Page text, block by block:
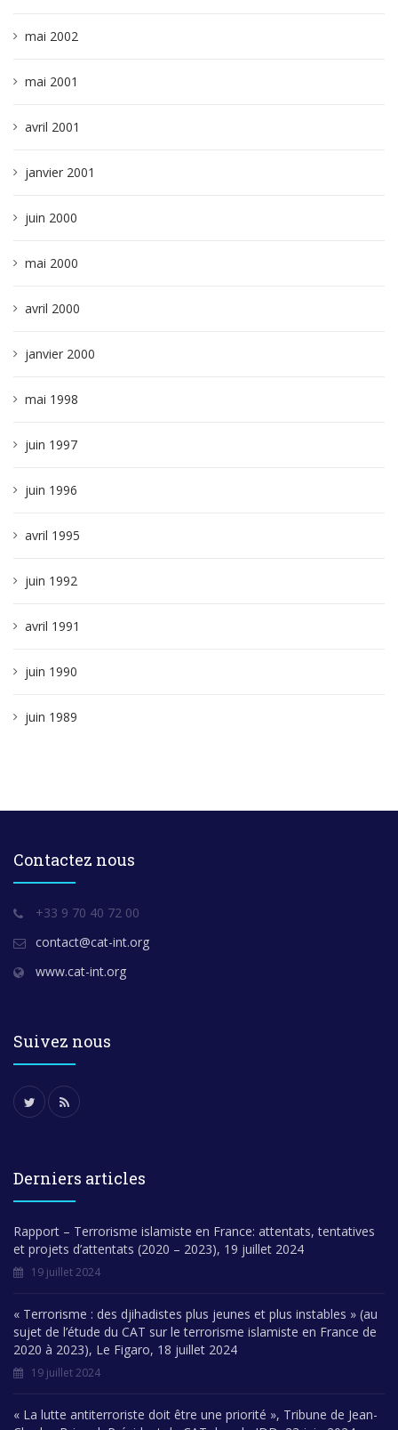
mai 2002
mai 2001
avril 2001
janvier 2001
juin 2000
mai 2000
avril 2000
janvier 2000
mai 1998
juin 1997
juin 1996
avril 1995
juin 1992
avril 1991
juin 1990
juin 1989
Contactez nous
+33 9 70 40 72 00
contact@cat-int.org
www.cat-int.org
Suivez nous
Derniers articles
Rapport – Terrorisme islamiste en France: attentats, tentatives
et projets d’attentats (2020 – 2023), 19 juillet 2024
19 juillet 2024
« Terrorisme : des djihadistes plus jeunes et plus instables » (au
sujet de l’étude du CAT sur le terrorisme islamiste en France de
2020 à 2023), Le Figaro, 18 juillet 2024
19 juillet 2024
« La lutte antiterroriste doit être une priorité », Tribune de Jean-